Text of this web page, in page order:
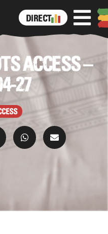
DIRECT
ACCESS –
27